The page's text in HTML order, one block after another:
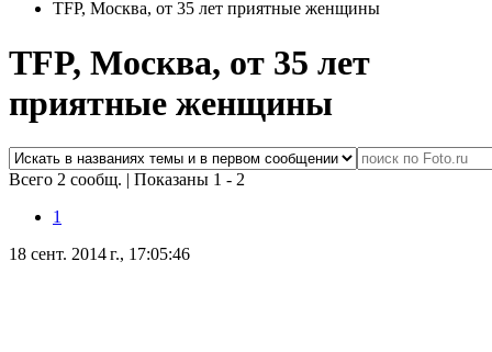
TFP, Москва, от 35 лет приятные женщины
TFP, Москва, от 35 лет
приятные женщины
Всего 2 сообщ. | Показаны 1 - 2
1
18 сент. 2014 г., 17:05:46